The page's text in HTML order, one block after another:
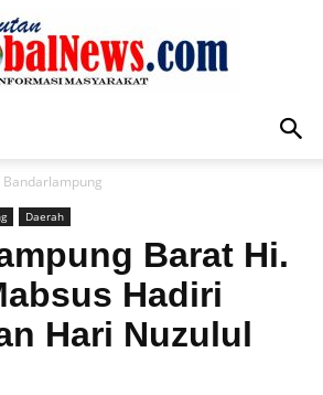
News
Bandarlampung
Daerah
Barat Hi.
Hadiri
Hari Nuzulul